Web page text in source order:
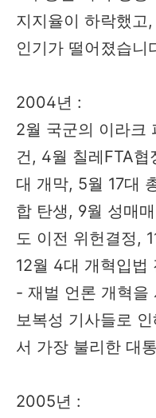
지지율이 하락했고
인기가 떨어졌습니
2004년 :
2월 국군의 이라크
건, 4월 칠레FTA
대 개막, 5월 17대
합 탄생, 9월 성매
도 이전 위헌결정,
12월 4대 개혁입법
- 재벌 언론 개혁을
보복성 기사들로
서 가장 불리한 대
2005년 :